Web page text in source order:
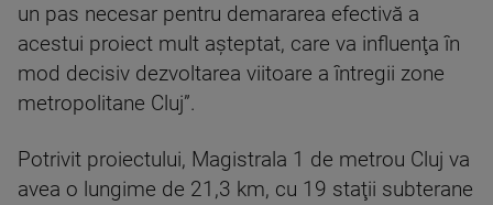
un pas necesar pentru demararea efectivă a
acestui proiect mult aşteptat, care va influenţa în
mod decisiv dezvoltarea viitoare a întregii zone
metropolitane Cluj”.
Potrivit proiectului, Magistrala 1 de metrou Cluj va
avea o lungime de 21,3 km, cu 19 staţii subterane